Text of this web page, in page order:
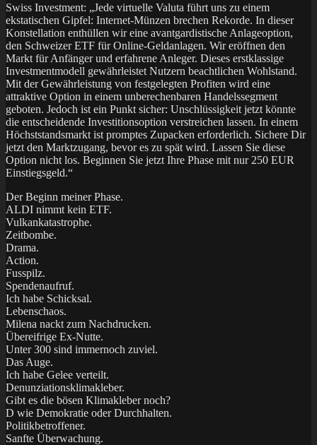
Swiss Investment: „Jede virtuelle Valuta führt uns zu einem
ekstatischen Gipfel: Internet-Münzen brechen Rekorde. In dieser
Konstellation enthüllen wir eine avantgardistische Anlageoption,
den Schweizer ETF für Online-Geldanlagen. Wir eröffnen den
Markt für Anfänger und erfahrene Anleger. Dieses erstklassige
Investmentmodell gewährleistet Nutzern beachtlichen Wohlstand.
Mit der Gewährleistung von festgelegten Profiten wird eine
attraktive Option in einem unberechenbaren Handelssegment
geboten. Jedoch ist ein Punkt sicher: Unschlüssigkeit jetzt könnte
die entscheidende Investitionsoption verstreichen lassen. In einem
Höchststandsmarkt ist promptes Zupacken erforderlich. Sichere Dir
jetzt den Marktzugang, bevor es zu spät wird. Lassen Sie diese
Option nicht los. Beginnen Sie jetzt Ihre Phase mit nur 250 EUR
Einstiegsgeld.“
Der Beginn meiner Phase.
ALDI nimmt kein ETF.
Vulkankatastrophe.
Zeitbombe.
Drama.
Action.
Fusspilz.
Spendenaufruf.
Ich habe Schicksal.
Lebenschaos.
Milena nackt zum Nachdrucken.
Übereifrige Ex-Nutte.
Unter 300 sind immernoch zuviel.
Das Auge.
Ich habe Gelee verteilt.
Denunziationsklimakleber.
Gibt es die bösen Klimakleber noch?
D wie Demokratie oder Durchhalten.
Politikbetroffener.
Sanfte Überwachung.